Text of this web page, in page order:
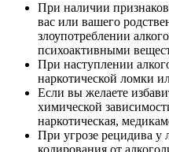
При наличии
вас или вашего
злоупотреблении
психоактивными
При наступлении
наркотической ломки
Если вы желаете
химической
наркотическая,
При угрозе рецидива